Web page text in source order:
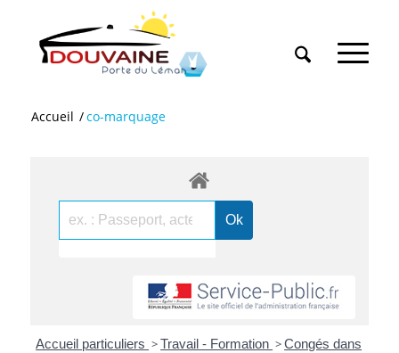
Accueil /co-marquage
Accueil particuliers >Travail - Formation >Congés dans